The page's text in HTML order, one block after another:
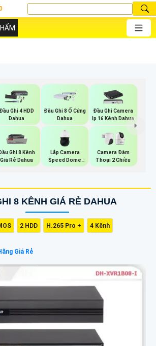
Đầu Ghi 4 HDD
Dahua
Đầu Ghi 8 Ổ Cứng
Dahua
Đầu Ghi Camera
Ip 16 Kênh Dahua
Ghi 8 Kênh
Giá Rẻ Dahua
Lắp Camera
Speed Dome
Wisenet
Camera Đàm
Thoại 2 Chiều
8 KÊNH GIÁ RẺ DAHUA
2 HDD H.265 Pro + 4 Kênh
Giá Rẻ